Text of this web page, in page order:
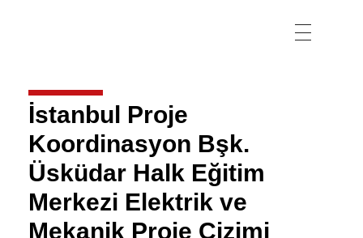
İstanbul Proje
Koordinasyon Bşk.
Üsküdar Halk Eğitim
Merkezi Elektrik ve
Mekanik Proje Çizimi